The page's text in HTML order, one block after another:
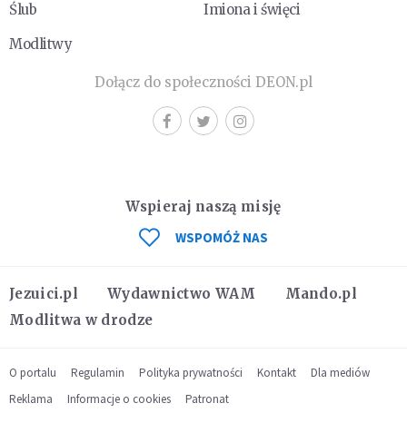
Ślub
Imiona i święci
Modlitwy
Dołącz do społeczności DEON.pl
Jezuici.pl Wydawnictwo WAM
Mando.pl
Modlitwa w drodze
Wspieraj naszą misję
WSPOMÓŻ NAS
O portalu Regulamin Polityka prywatności Kontakt
Dla mediów
Reklama
Informacje o cookies Patronat